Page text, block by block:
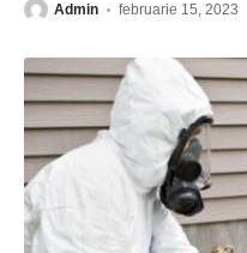
Admin februarie 15, 2023